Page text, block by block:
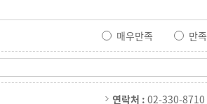
매우만족 만족
연락처 : 02-330-8710